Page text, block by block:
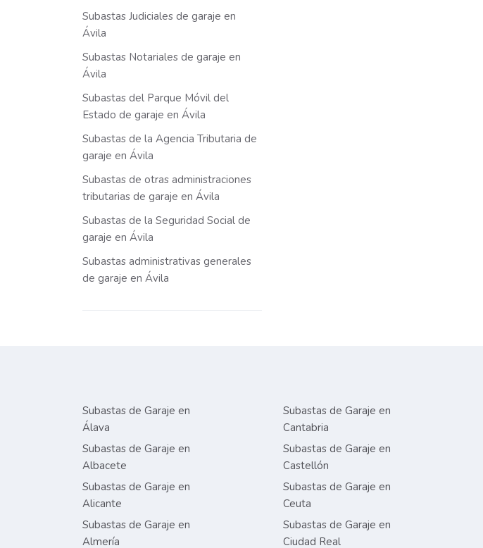
Subastas Judiciales de garaje en
Ávila
Subastas Notariales de garaje en
Ávila
Subastas del Parque Móvil del
Estado de garaje en Ávila
Subastas de la Agencia Tributaria de
garaje en Ávila
Subastas de otras administraciones
tributarias de garaje en Ávila
Subastas de la Seguridad Social de
garaje en Ávila
Subastas administrativas generales
de garaje en Ávila
Subastas de Garaje en
Álava
Subastas de Garaje en
Albacete
Subastas de Garaje en
Alicante
Subastas de Garaje en
Almería
Subastas de Garaje en
Cantabria
Subastas de Garaje en
Castellón
Subastas de Garaje en
Ceuta
Subastas de Garaje en
Ciudad Real